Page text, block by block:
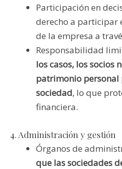
Participación en
derecho a participar
de la empresa a
Responsabilidad
los casos, los socios
patrimonio personal
sociedad, lo que
financiera.
4. Administración y gestión
Órganos de
que las sociedades